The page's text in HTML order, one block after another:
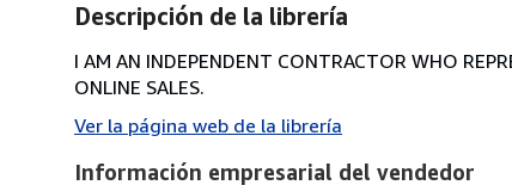
Descripción de la librería
I AM AN INDEPENDENT CONTRACTOR WHO
ONLINE SALES.
Ver la página web de la librería
Información empresarial del vendedor